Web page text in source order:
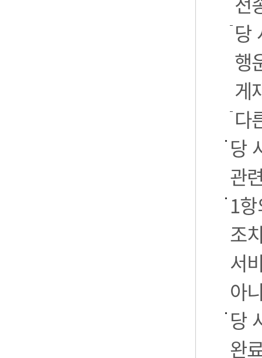
당
행
게
다
당
관
1
조
서
아
당
완